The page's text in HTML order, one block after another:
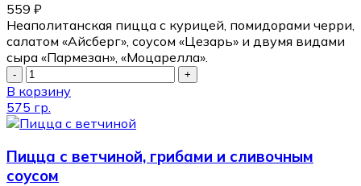
559 ₽
Неаполитанская пицца с курицей, помидорами черри,
салатом «Айсберг», соусом «Цезарь» и двумя видами
сыра «Пармезан», «Моцарелла».
В корзину
575 гр.
Пицца с ветчиной, грибами и сливочным
соусом